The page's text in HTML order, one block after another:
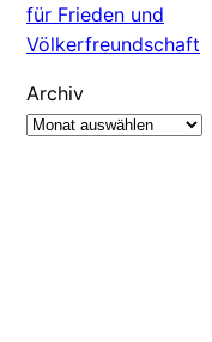
für Frieden und
Völkerfreundschaft
Archiv